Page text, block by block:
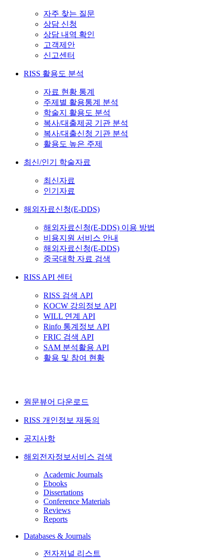
자주 찾는 질문
상담 신청
상담 내역 확인
고객제안
신고센터
RISS 활용도 분석
자료 현황 통계
주제별 활용통계 분석
학술지 활용도 분석
복사/대출제공 기관 분석
복사/대출신청 기관 분석
활용도 높은 주제
최신/인기 학술자료
최신자료
인기자료
해외자료신청(E-DDS)
해외자료신청(E-DDS) 이용 방법
비용지원 서비스 안내
해외자료신청(E-DDS)
중국대학 자료 검색
RISS API 센터
RISS 검색 API
KOCW 강의정보 API
WILL 연계 API
Rinfo 통계정보 API
FRIC 검색 API
SAM 분석활용 API
활용 및 참여 현황
원문뷰어 다운로드
RISS 개인정보 재동의
공지사항
해외전자정보서비스 검색
Academic Journals
Ebooks
Dissertations
Conference Materials
Reviews
Reports
Databases & Journals
전자저널 리스트